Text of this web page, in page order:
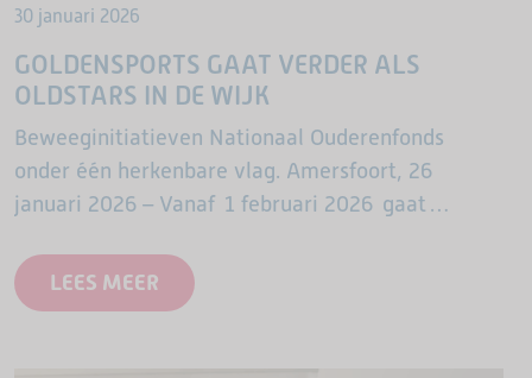
30 januari 2026
GOLDENSPORTS GAAT VERDER ALS
OLDSTARS IN DE WIJK
Beweeginitiatieven Nationaal Ouderenfonds
onder één herkenbare vlag. Amersfoort, 26
januari 2026 – Vanaf 1 februari 2026 gaat
plussers, verder onder de naam OldStars in de
wijk. De trainingen blijven…
LEES MEER